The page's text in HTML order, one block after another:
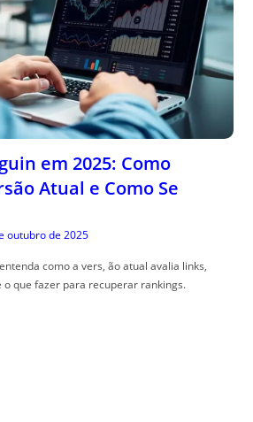
em 2025: Como
Atual e Como Se
outubro de 2025
como a vers, ão atual avalia links,
o que fazer para recuperar rankings.